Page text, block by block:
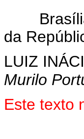
Brasília,
da
LUIZ
Murilo
Este texto